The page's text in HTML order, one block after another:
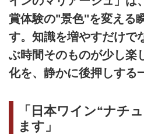
賞体験の"景色"を変える
す。知識を増やすだけで
ぶ時間そのものが少し楽
化を、静かに後押しする
「日本ワイン“ナチ
ます」